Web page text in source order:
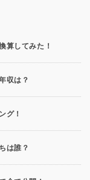
算してみた！
収は？
グ！
は誰？